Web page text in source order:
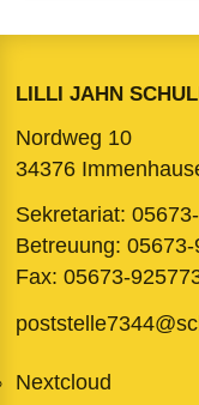
LILLI JAHN
Nordweg 10
34376
Sekretariat:
Betreuung:
Fax: 05673-
Nextcloud